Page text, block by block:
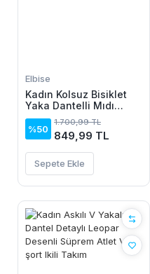
Elbise
Kadın Kolsuz Bisiklet
Yaka Dantelli Mıdı
Janjan Krep Elbise
%50
1.700,99 TL
849,99 TL
Sepete Ekle